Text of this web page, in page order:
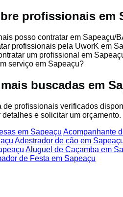
profissionais em
posso contratar em Sapeaçu/
profissionais pela UworK em
um profissional em
serviço em Sapeaçu?
buscadas em
de profissionais verificados
e solicitar um orçamento.
em Sapeaçu Acompanhante
Adestrador de cão em
Aluguel de Caçamba em
de Festa em Sapeaçu